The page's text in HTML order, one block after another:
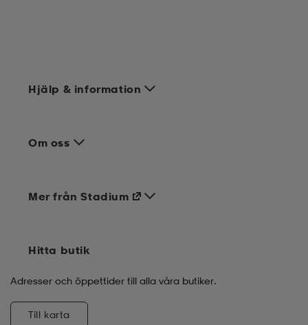
Hjälp & information
Om oss
Mer från Stadium
Hitta butik
Adresser och öppettider till alla våra butiker.
Till karta